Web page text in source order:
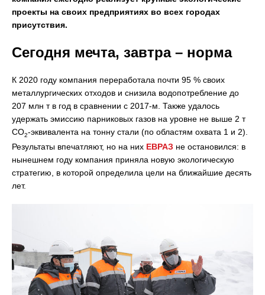
проекты на своих предприятиях во всех городах
присутствия.
Сегодня мечта, завтра – норма
К 2020 году компания переработала почти 95 % своих
металлургических отходов и снизила водопотребление до
207 млн т в год в сравнении с 2017-м. Также удалось
удержать эмиссию парниковых газов на уровне не выше 2 т
CO2-эквивалента на тонну стали (по областям охвата 1 и 2).
Результаты впечатляют, но на них ЕВРАЗ не остановился: в
нынешнем году компания приняла новую экологическую
стратегию, в которой определила цели на ближайшие десять
лет.